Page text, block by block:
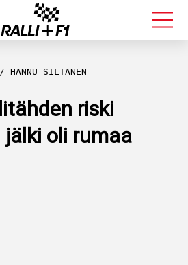
HANNU SILTANEN
riski
oli rumaa